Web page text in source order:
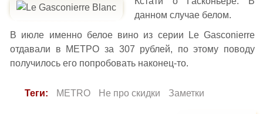
данном случае белом.
В июле именно белое вино из серии Le Gasconierre
отдавали в МЕТРО за 307 рублей, по этому поводу
получилось его попробовать наконец-то.
Теги: METRO Не про скидки Заметки